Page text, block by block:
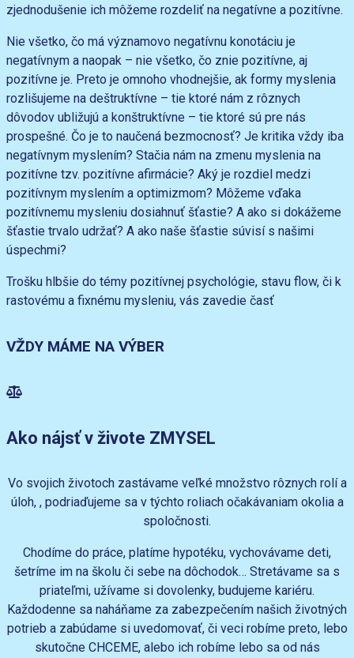
zjednodušenie ich môžeme rozdeliť na negatívne a pozitívne.
Nie všetko, čo má významovo negatívnu konotáciu je
negatívnym a naopak – nie všetko, čo znie pozitívne, aj
pozitívne je. Preto je omnoho vhodnejšie, ak formy myslenia
rozlišujeme na deštruktívne – tie ktoré nám z rôznych
dôvodov ubližujú a konštruktívne – tie ktoré sú pre nás
prospešné. Čo je to naučená bezmocnosť? Je kritika vždy iba
negatívnym myslením? Stačia nám na zmenu myslenia na
pozitívne tzv. pozitívne afirmácie? Aký je rozdiel medzi
pozitívnym myslením a optimizmom? Môžeme vďaka
pozitívnemu mysleniu dosiahnuť šťastie? A ako si dokážeme
šťastie trvalo udržať? A ako naše šťastie súvisí s našimi
úspechmi?
Trošku hlbšie do témy pozitívnej psychológie, stavu flow, či k
rastovému a fixnému mysleniu, vás zavedie časť
VŽDY MÁME NA VÝBER
Ako nájsť v živote ZMYSEL
Vo svojich životoch zastávame veľké množstvo rôznych rolí a
úloh, , podriaďujeme sa v týchto roliach očakávaniam okolia a
spoločnosti.
Chodíme do práce, platíme hypotéku, vychovávame deti,
šetríme im na školu či sebe na dôchodok… Stretávame sa s
priateľmi, užívame si dovolenky, budujeme kariéru.
Každodenne sa naháňame za zabezpečením našich životných
potrieb a zabúdame si uvedomovať, či veci robíme preto, lebo
skutočne CHCEME, alebo ich robíme lebo sa od nás